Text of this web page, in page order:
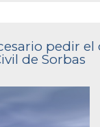
pedir
de Sorbas